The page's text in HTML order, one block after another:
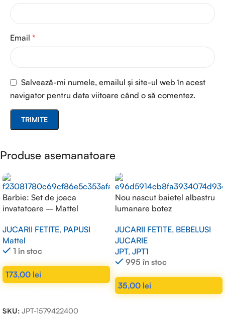
Email *
Salvează-mi numele, emailul și site-ul web în acest
navigator pentru data viitoare când o să comentez.
Produse asemanatoare
Barbie: Set de joaca
invatatoare – Mattel
JUCARII FETITE, PAPUSI
Mattel
1 în stoc
173,00 lei
SKU: JPT-1579422400
Nou nascut baietel albastru
lumanare botez
JUCARII FETITE, BEBELUSI
JUCARIE
JPT, JPT1
995 în stoc
35,00 lei